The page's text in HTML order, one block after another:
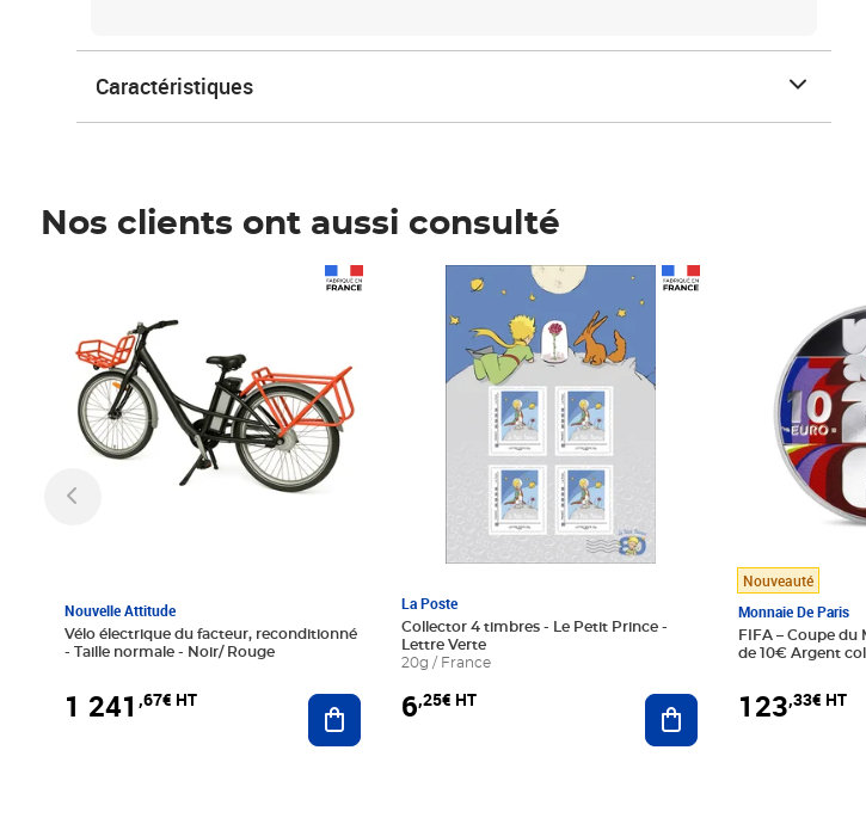
Caractéristiques
Nos clients ont aussi consulté
Nouvelle Attitude
Vélo électrique du facteur, reconditionné
- Taille normale - Noir/ Rouge
1 241 ,67€ HT Ajouter au panier
La Poste
Collector 4 timbres - Le Petit Prince -
Lettre Verte
20g / France
6,25€ HT
Prix 6,25€ HT
Ajouter au panier
Nouveauté
Monnaie De Paris
FIFA – Coupe du
de 10€ Argent
123,33€ HT